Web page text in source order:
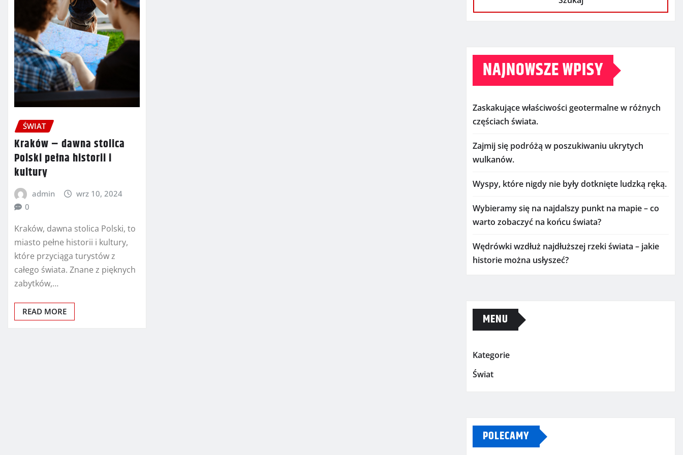
ŚWIAT
Kraków – dawna stolica
Polski pełna historii i
kultury
admin
wrz 10, 2024
0
Kraków, dawna stolica Polski, to
miasto pełne historii i kultury,
które przyciąga turystów z
całego świata. Znane z pięknych
zabytków,…
READ MORE
NAJNOWSZE WPISY
Zaskakujące właściwości geotermalne w różnych
częściach świata.
Zajmij się podróżą w poszukiwaniu ukrytych
wulkanów.
Wyspy, które nigdy nie były dotknięte ludzką ręką.
Wybieramy się na najdalszy punkt na mapie – co
warto zobaczyć na końcu świata?
Wędrówki wzdłuż najdłuższej rzeki świata – jakie
historie można usłyszeć?
MENU
Kategorie
Świat
POLECAMY